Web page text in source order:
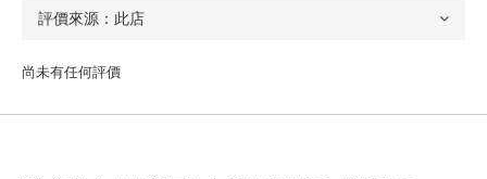
尚未有任何評價